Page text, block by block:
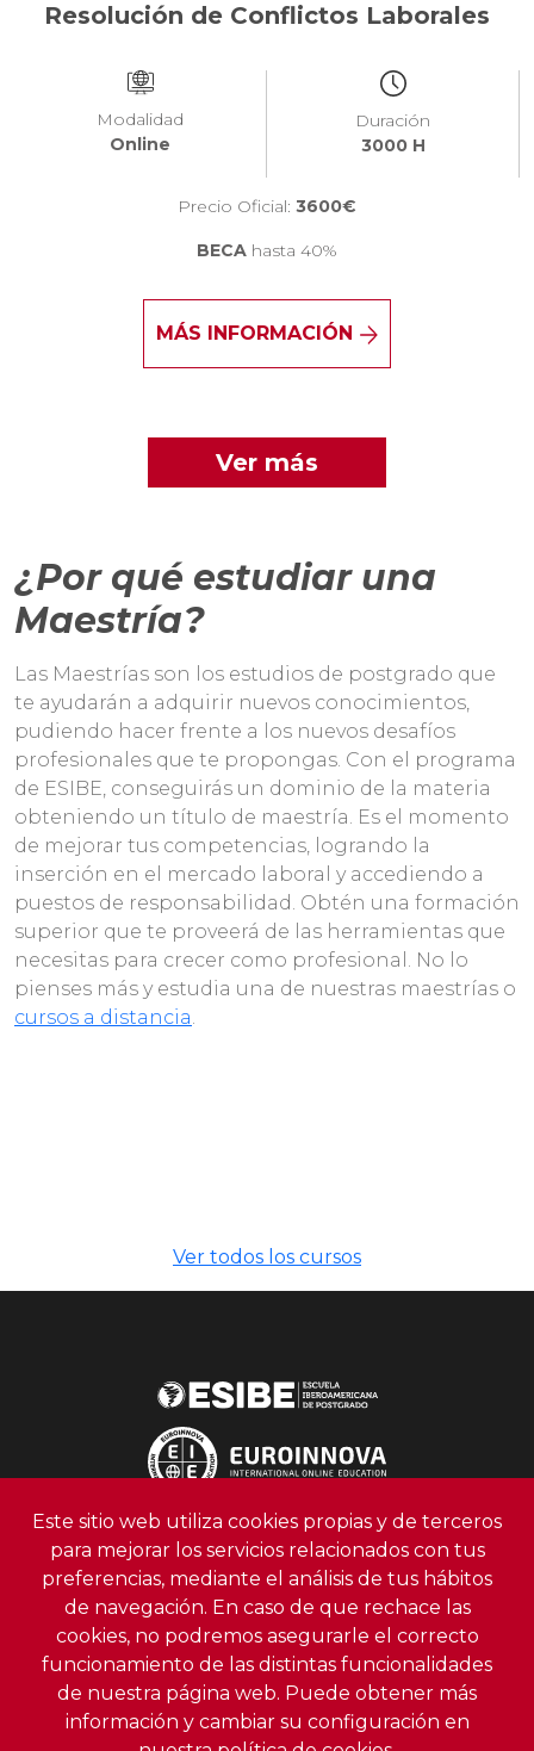
Resolución de Conflictos Laborales
Modalidad
Online
Duración
3000 H
Precio Oficial: 3600€
BECA hasta 40%
MÁS INFORMACIÓN
Ver más
¿Por qué estudiar una
Maestría?
Las Maestrías son los estudios de postgrado que
te ayudarán a adquirir nuevos conocimientos,
pudiendo hacer frente a los nuevos desafíos
profesionales que te propongas. Con el programa
de ESIBE, conseguirás un dominio de la materia
obteniendo un título de maestría. Es el momento
de mejorar tus competencias, logrando la
inserción en el mercado laboral y accediendo a
puestos de responsabilidad. Obtén una formación
superior que te proveerá de las herramientas que
necesitas para crecer como profesional. No lo
pienses más y estudia una de nuestras maestrías o
cursos a distancia.
Ver todos los cursos
ESIBE, Escuela Iberoamericana de Postgrado
Teléfono:
+34 958 991 919
Email: info@escuelaiberoamericana.com
Este sitio web utiliza cookies propias y de terceros
para mejorar los servicios relacionados con tus
preferencias, mediante el análisis de tus hábitos
de navegación. En caso de que rechace las
cookies, no podremos asegurarle el correcto
funcionamiento de las distintas funcionalidades
de nuestra página web. Puede obtener más
información y cambiar su configuración en